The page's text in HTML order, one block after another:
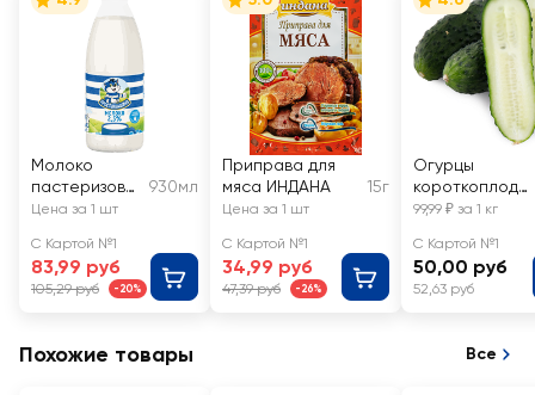
Молоко
пастеризова
нное
ШИНО 2,5%,
без змж
930мл
Цена за 1 шт
С Картой №1
83,99 руб
105,29 руб -20%
Приправа для
мяса ИНДАНА
15г
Цена за 1 шт
С Картой №1
34,99 руб
47,39 руб -26%
Огурцы
короткоплодн
ые грунтовые,
99,99 ₽ за 1 кг
С Картой №1
50,00 руб
52,63 руб
Похожие товары Все